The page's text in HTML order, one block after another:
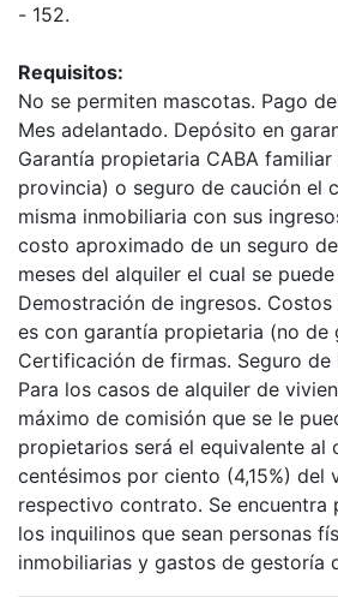
- 152.
Requisitos:
No se permiten mascotas. Pago
Mes adelantado. Depósito en
Garantía propietaria CABA
provincia) o seguro de caución el
misma inmobiliaria con sus
costo aproximado de un seguro
meses del alquiler el cual se
Demostración de ingresos.
es con garantía propietaria (no de
Certificación de firmas. Seguro de
Para los casos de alquiler de
máximo de comisión que se le
propietarios será el equivalente al
centésimos por ciento (4,15%) del
respectivo contrato. Se encuentra
los inquilinos que sean personas
inmobiliarias y gastos de gestoría